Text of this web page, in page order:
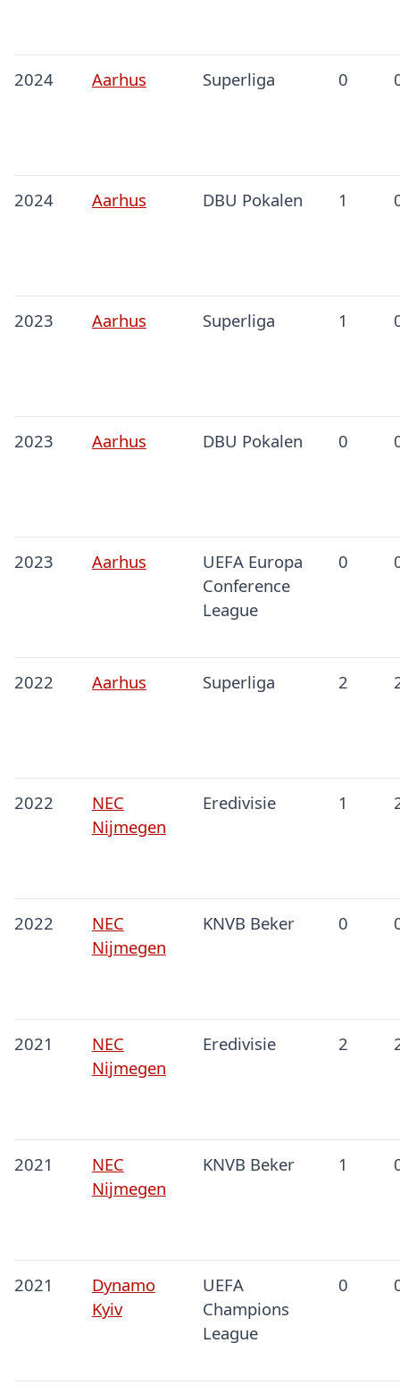
2024 Aarhus Superliga 0
2024 Aarhus DBU Pokalen 1
2023 Aarhus Superliga 1
2023 Aarhus DBU Pokalen 0
2023 Aarhus
UEFA Europa
Conference
League
0
2022 Aarhus Superliga 2
2022
NEC
Nijmegen
Eredivisie 1
2022
NEC
Nijmegen
KNVB Beker 0
2021
NEC
Nijmegen
Eredivisie 2
2021
NEC
Nijmegen
KNVB Beker 1
2021
Dynamo
Kyiv
UEFA
Champions
League
0